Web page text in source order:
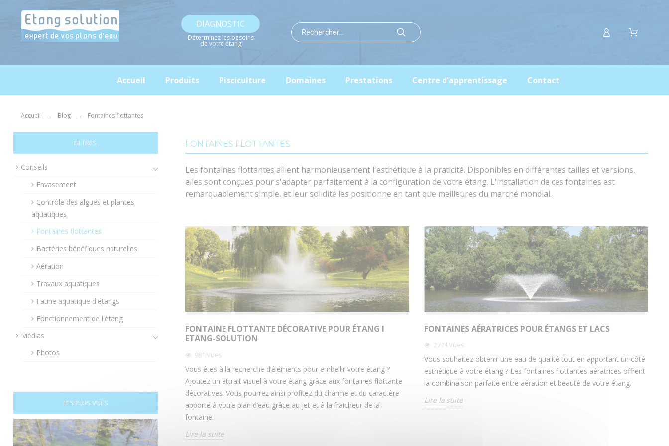
DIAGNOSTIC
Déterminez les besoins
de votre étang
Accueil Produits Pisciculture Domaines Prestations Centre d'apprentissage Contact
Accueil Blog Fontaines flottantes
FILTRES
Conseils
Envasement
Contrôle des algues et plantes
aquatiques
Fontaines flottantes
Bactéries bénéfiques naturelles
Aération
Travaux aquatiques
Faune aquatique d'étangs
Fonctionnement de l'étang
Médias
Photos
LES PLUS VUES
FONTAINES FLOTTANTES
Les fontaines flottantes allient harmonieusement l'esthétique à la praticité. Disponibles en différentes tailles et versions,
elles sont conçues pour s'adapter parfaitement à la configuration de votre étang. L'installation de ces fontaines est
remarquablement simple, et leur solidité les positionne en tant que meilleures du marché mondial.
FONTAINE FLOTTANTE DÉCORATIVE POUR ÉTANG I
ETANG-SOLUTION
981 Vues
Vous êtes à la recherche d’éléments pour embellir votre étang ?
Ajoutez un attrait visuel à votre étang grâce aux fontaines flottante
décoratives. Vous pourrez ainsi profitez du charme et du caractère
apporté à votre plan d’eau grâce au jet et à la fraicheur de la
fontaine.
Lire la suite
FONTAINES AÉRATRICES POUR ÉTANGS ET LACS
2774Vues
Vous souhaitez obtenir une eau de qualité tout en apportant un côté
esthétique à votre étang ? Les fontaines flottantes aératrices offrent
la combinaison parfaite entre aération et beauté de votre étang.
Lire la suite